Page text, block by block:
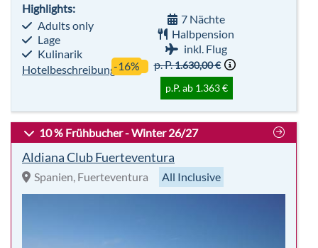
Highlights:
Adults only
Lage
Kulinarik
Hotelbeschreibung
7 Nächte
Halbpension
inkl. Flug
-16%
p. P.1.630,00 €
p.P. ab 1.363 €
10 % Frühbucher - Winter 26/27
Aldiana Club Fuerteventura
Spanien, Fuerteventura All Inclusive